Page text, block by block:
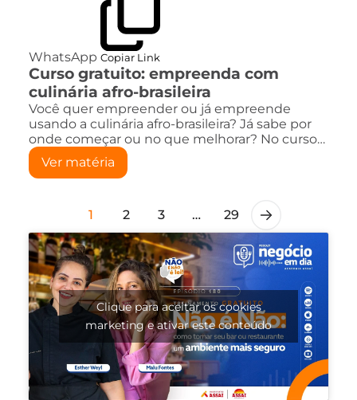
WhatsApp Copiar Link
Curso gratuito: empreenda com
culinária afro-brasileira
Você quer empreender ou já empreende
usando a culinária afro-brasileira? Já sabe por
onde começar ou no que melhorar? No curso…
Ver matéria
1 2 3 … 29
Clique para aceitar os cookies
marketing e ativar este conteúdo